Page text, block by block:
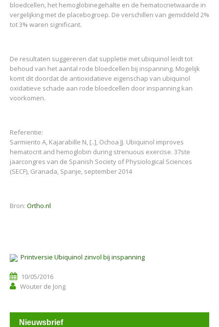
bloedcellen, het hemoglobinegehalte en de hematocrietwaarde in
vergelijking met de placebogroep. De verschillen van gemiddeld 2%
tot 3% waren significant.
De resultaten suggereren dat suppletie met ubiquinol leidt tot
behoud van het aantal rode bloedcellen bij inspanning. Mogelijk
komt dit doordat de antioxidatieve eigenschap van ubiquinol
oxidatieve schade aan rode bloedcellen door inspanning kan
voorkomen.
Referentie:
Sarmiento A, Kajarabille N, [..], Ochoa JJ. Ubiquinol improves
hematocrit and hemoglobin during strenuous exercise. 37ste
jaarcongres van de Spanish Society of Physiological Sciences
(SECF), Granada, Spanje, september 2014
Bron: Ortho.nl
Printversie Ubiquinol zinvol bij inspanning
10/05/2016
Wouter de Jong
Nieuwsbrief